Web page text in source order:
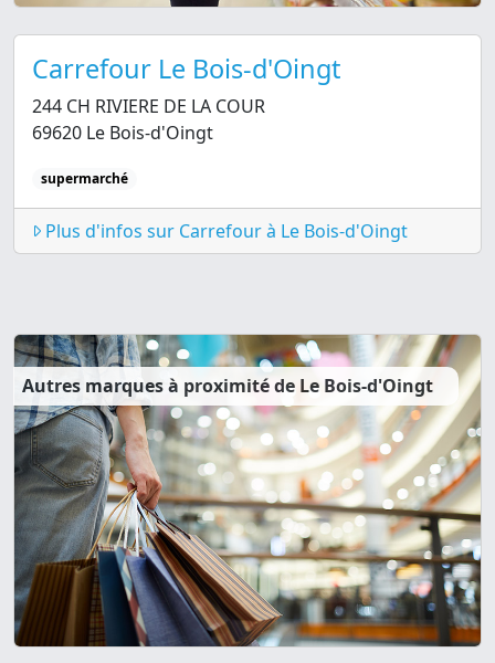
Carrefour Le Bois-d'Oingt
244 CH RIVIERE DE LA COUR
69620 Le Bois-d'Oingt
supermarché
Plus d'infos sur Carrefour à Le Bois-d'Oingt
Autres marques à proximité de Le Bois-d'Oingt